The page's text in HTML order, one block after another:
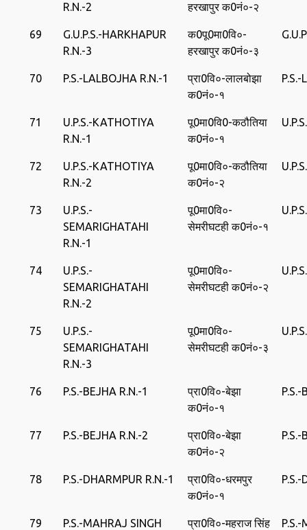
R.N.-2
हरखापुर क0नं०-२
69
G.U.P.S.-HARKHAPUR
R.N.-3
क0पू0मा0वि०-
हरखापुर क0नं०-३
70 P.S.-LALBOJHA R.N.-1
प्रा0वि०-लालबोझा
क0नं०-१
P.S.-
71
U.P.S.-KATHOTIYA
R.N.-1
पू0मा0वि0-कठौतिया
क0नं०-१
72
U.P.S.-KATHOTIYA
R.N.-2
पू0मा0वि०-कठौतिया
क0नं०-२
73
U.P.S.-
SEMARIGHATAHI
R.N.-1
पू0मा0वि०-
सेमरीघटही क0नं०-१
74
U.P.S.-
SEMARIGHATAHI
R.N.-2
पू0मा0वि०-
सेमरीघटही क0नं०-२
75
U.P.S.-
SEMARIGHATAHI
R.N.-3
पू0मा0वि०-
सेमरीघटही क0नं०-३
76 P.S.-BEJHA R.N.-1
प्रा0वि०-बेझा
क0नं०-१
P.S.-
77 P.S.-BEJHA R.N.-2
प्रा0वि०-बेझा
क0नं०-२
P.S.-
78 P.S.-DHARMPUR R.N.-1
प्रा0वि०-धरमपुर
क0नं०-१
P.S.-
79
P.S.-MAHRAJ SINGH
प्रा0वि०-महराज सिंह